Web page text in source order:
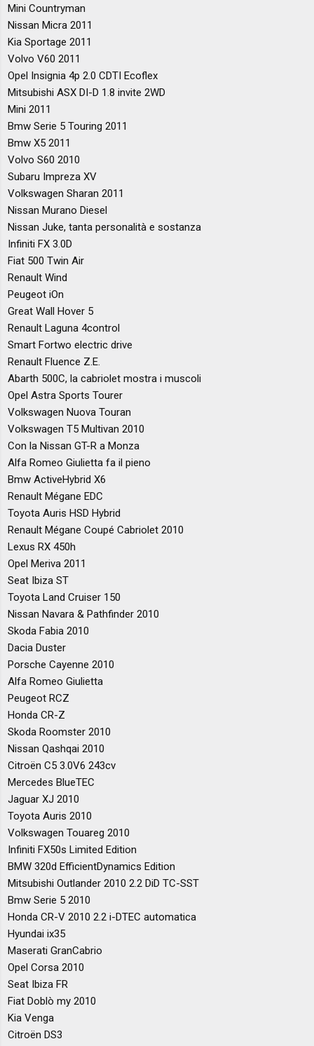
Mini Countryman
Nissan Micra 2011
Kia Sportage 2011
Volvo V60 2011
Opel Insignia 4p 2.0 CDTI Ecoflex
Mitsubishi ASX DI-D 1.8 invite 2WD
Mini 2011
Bmw Serie 5 Touring 2011
Bmw X5 2011
Volvo S60 2010
Subaru Impreza XV
Volkswagen Sharan 2011
Nissan Murano Diesel
Nissan Juke, tanta personalità e sostanza
Infiniti FX 3.0D
Fiat 500 Twin Air
Renault Wind
Peugeot iOn
Great Wall Hover 5
Renault Laguna 4control
Smart Fortwo electric drive
Renault Fluence Z.E.
Abarth 500C, la cabriolet mostra i muscoli
Opel Astra Sports Tourer
Volkswagen Nuova Touran
Volkswagen T5 Multivan 2010
Con la Nissan GT-R a Monza
Alfa Romeo Giulietta fa il pieno
Bmw ActiveHybrid X6
Renault Mégane EDC
Toyota Auris HSD Hybrid
Renault Mégane Coupé Cabriolet 2010
Lexus RX 450h
Opel Meriva 2011
Seat Ibiza ST
Toyota Land Cruiser 150
Nissan Navara & Pathfinder 2010
Skoda Fabia 2010
Dacia Duster
Porsche Cayenne 2010
Alfa Romeo Giulietta
Peugeot RCZ
Honda CR-Z
Skoda Roomster 2010
Nissan Qashqai 2010
Citroën C5 3.0V6 243cv
Mercedes BlueTEC
Jaguar XJ 2010
Toyota Auris 2010
Volkswagen Touareg 2010
Infiniti FX50s Limited Edition
BMW 320d EfficientDynamics Edition
Mitsubishi Outlander 2010 2.2 DiD TC-SST
Bmw Serie 5 2010
Honda CR-V 2010 2.2 i-DTEC automatica
Hyundai ix35
Maserati GranCabrio
Opel Corsa 2010
Seat Ibiza FR
Fiat Doblò my 2010
Kia Venga
Citroën DS3